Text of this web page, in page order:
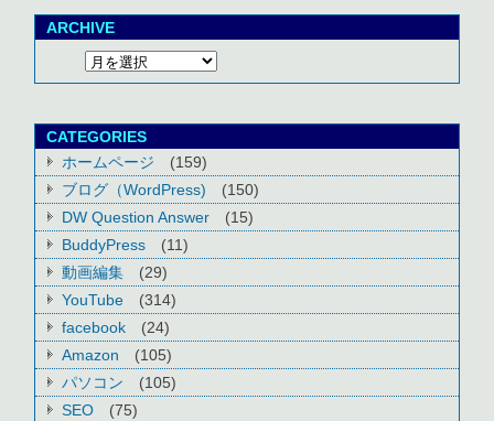
ARCHIVE
CATEGORIES
ホームページ
(159)
ブログ（WordPress)
(150)
DW Question Answer
(15)
BuddyPress
(11)
動画編集
(29)
YouTube
(314)
facebook
(24)
Amazon
(105)
パソコン
(105)
SEO
(75)